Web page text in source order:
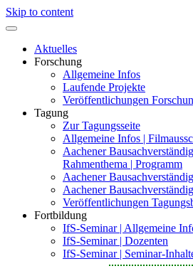
Skip to content
Aktuelles
Forschung
Allgemeine Infos
Laufende Projekte
Veröffentlichungen
Tagung
Zur Tagungsseite
Allgemeine Infos |
Aachener
Rahmenthema | Programm
Aachener
Aachener
Veröffentlichungen
Fortbildung
IfS-Seminar | Allgemeine
IfS-Seminar | Dozenten
IfS-Seminar | Seminar-